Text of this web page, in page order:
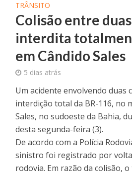
TRÂNSITO
Colisão entre
interdita
em Cândido Sales
5 dias atrás
Um acidente envolvendo duas
interdição total da BR-116, no
Sales, no sudoeste da Bahia,
desta segunda-feira (3).
De acordo com a Polícia
sinistro foi registrado por volta
rodovia. Em razão da colisão,